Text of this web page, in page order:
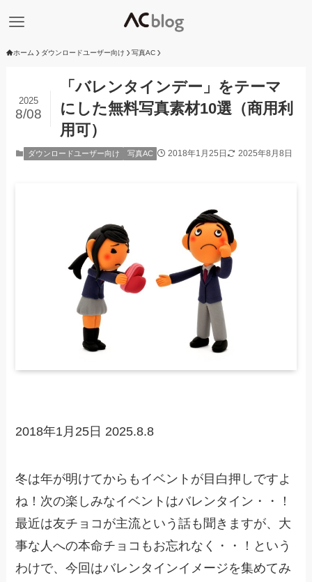
ホーム ダウンロードユーザー向け 写真AC
「バレンタインデー」をテーマ
にした無料写真素材10選（商用利
用可）
2025
8/08
ダウンロードユーザー向け 写真AC 2018年1月25日 2025年8月8日
2018年1月25日 2025.8.8
冬は年が明けてからもイベントが目白押しですよ
ね！次の楽しみなイベントはバレンタイン・・！
最近は友チョコが主流という話も聞きますが、大
事な人への本命チョコもお忘れなく・・！という
わけで、今回はバレンタインイメージを集めてみ